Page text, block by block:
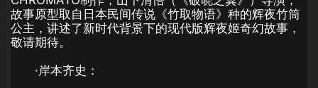
故事原型取自日本民间传说《竹取物语》种的辉夜竹筒
公主，讲述了新时代背景下的现代版辉夜姬奇幻故事，
敬请期待。
·岸本齐史：